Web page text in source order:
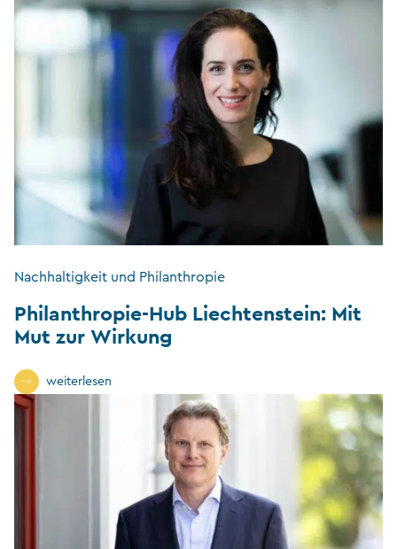
Nachhaltigkeit und Philanthropie
Philanthropie-Hub Liechtenstein: Mit
Mut zur Wirkung
weiterlesen